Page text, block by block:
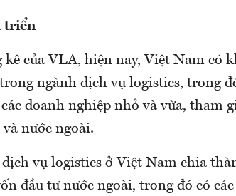
triển
kê của VLA, hiện nay, Việt Nam có
ngành dịch vụ logistics, trong
doanh nghiệp nhỏ và vừa, tham
nước ngoài.
dịch vụ logistics ở Việt Nam chia
đầu tư nước ngoài, trong đó có